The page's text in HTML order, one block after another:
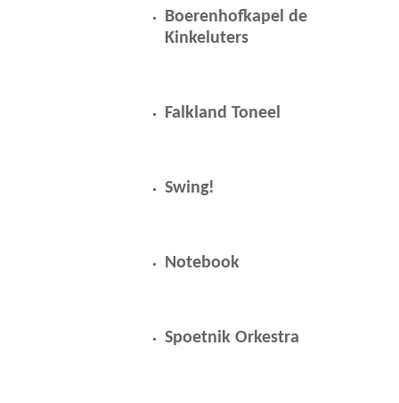
Boerenhofkapel de
Kinkeluters
Falkland Toneel
Swing!
Notebook
Spoetnik Orkestra